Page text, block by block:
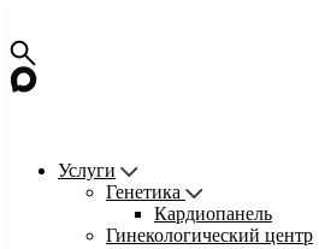
Услуги
Генетика
Кардиопанель
Гинекологический центр